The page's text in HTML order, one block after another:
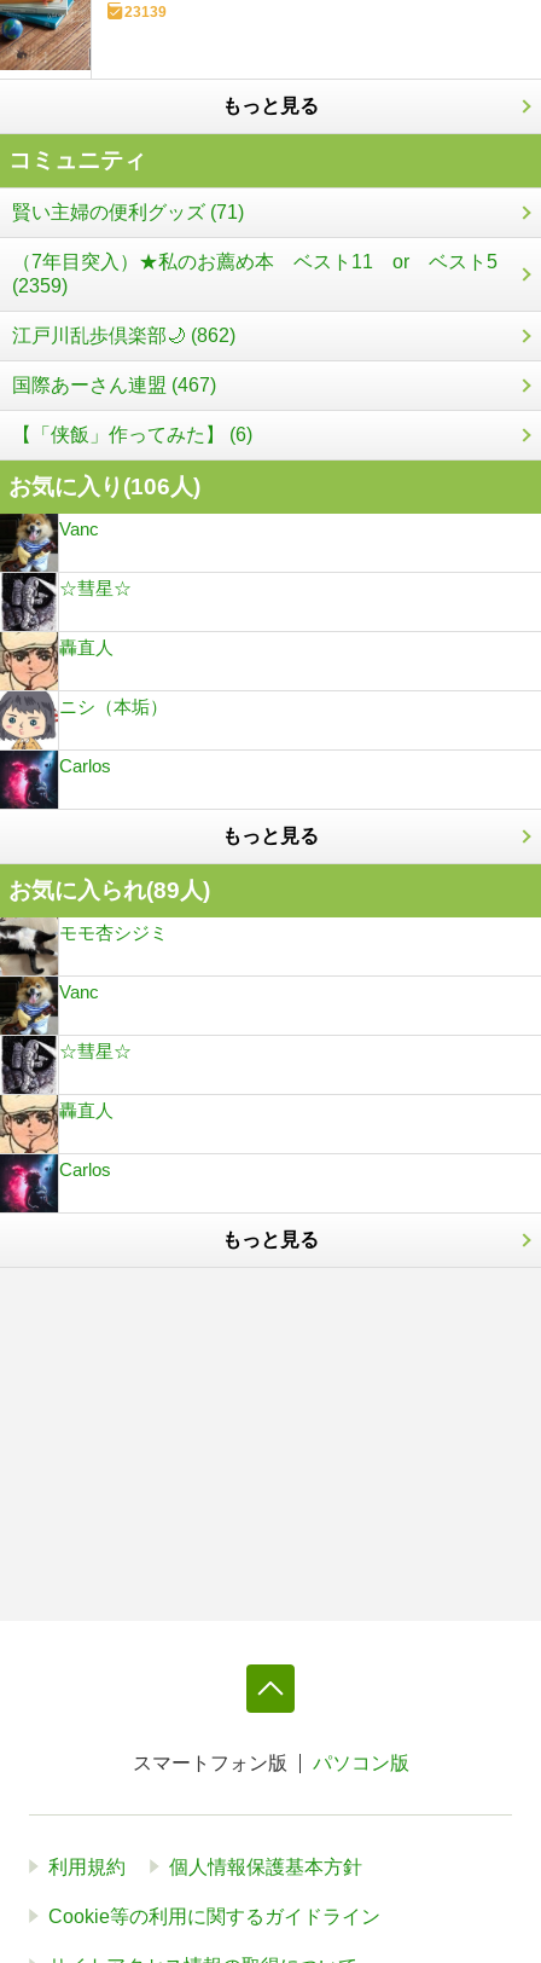
23139
もっと見る
コミュニティ
賢い主婦の便利グッズ (71)
（7年目突入）★私のお薦め本 ベスト11 or ベスト5
(2359)
江戸川乱歩倶楽部🌙 (862)
国際あーさん連盟 (467)
【「侠飯」作ってみた】 (6)
お気に入り(106人)
Vanc
☆彗星☆
轟直人
ニシ（本垢）
Carlos
もっと見る
お気に入られ(89人)
モモ杏シジミ
Vanc
☆彗星☆
轟直人
Carlos
もっと見る
スマートフォン版 パソコン版
利用規約 個人情報保護基本方針
Cookie等の利用に関するガイドライン